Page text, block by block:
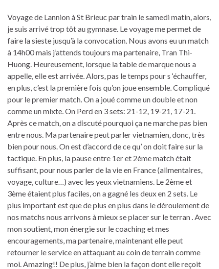
Voyage de Lannion à St Brieuc par train le samedi matin, alors,
je suis arrivé trop tôt au gymnase. Le voyage me permet de
faire la sieste jusqu’à la convocation. Nous avons eu un match
à 14h00 mais j’attends toujours ma partenaire, Tran Thi-
Huong. Heureusement, lorsque la table de marque nous a
appelle, elle est arrivée. Alors, pas le temps pour s ‘échauffer,
en plus, c’est la première fois qu’on joue ensemble. Compliqué
pour le premier match. On a joué comme un double et non
comme un mixte. On Perd en 3 sets: 21-12, 19-21, 17-21.
Après ce match, on a discuté pourquoi ça ne marche pas bien
entre nous. Ma partenaire peut parler vietnamien, donc, très
bien pour nous. On est d’accord de ce qu’ on doit faire sur la
tactique. En plus, la pause entre 1er et 2ème match était
suffisant, pour nous parler de la vie en France (alimentaires,
voyage, culture…) avec les yeux vietnamiens. Le 2ème et
3ème étaient plus faciles, on a gagné les deux en 2 sets. Le
plus important est que de plus en plus dans le déroulement de
nos matchs nous arrivons à mieux se placer sur le terran . Avec
mon soutient, mon énergie sur le coaching et mes
encouragements, ma partenaire, maintenant elle peut
retourner le service en attaquant au coin de terrain comme
moi. Amazing!! De plus, j’aime bien la façon dont elle reçoit